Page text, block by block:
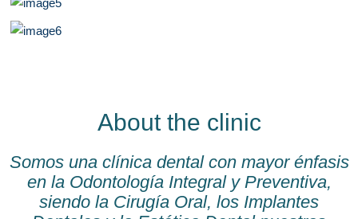
About the clinic
Somos una clínica dental con mayor énfasis
en la Odontología Integral y Preventiva,
siendo la Cirugía Oral, los Implantes